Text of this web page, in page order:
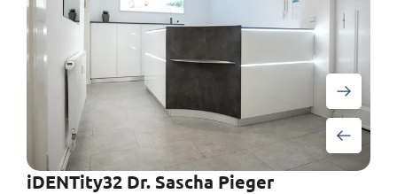
iDENTity32 Dr. Sascha Pieger